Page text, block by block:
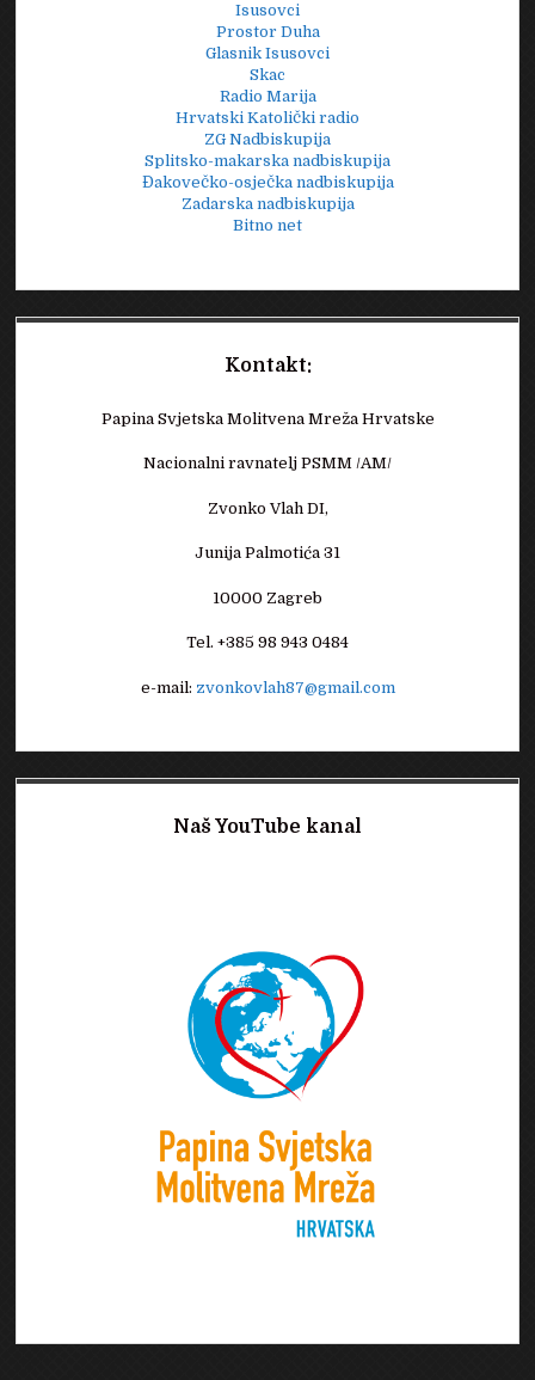
Isusovci
Prostor Duha
Glasnik Isusovci
Skac
Radio Marija
Hrvatski Katolički radio
ZG Nadbiskupija
Splitsko-makarska nadbiskupija
Đakovečko-osječka nadbiskupija
Zadarska nadbiskupija
Bitno net
Kontakt:
Papina Svjetska Molitvena Mreža Hrvatske
Nacionalni ravnatelj PSMM /AM/
Zvonko Vlah DI,
Junija Palmotića 31
10000 Zagreb
Tel. +385 98 943 0484
e-mail: zvonkovlah87@gmail.com
Naš YouTube kanal